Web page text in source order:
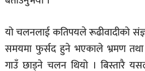
यो चलनलाई कतिपयले रूढीवादीको
समयमा फुर्सद हुने भएकाले भ्रमण तथा
गाउँ छाड्ने चलन थियो । बिस्तारै